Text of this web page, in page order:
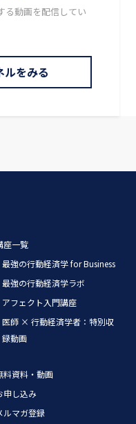
る動画を配信してい
をみる
座一覧
最強の行動経済学 for Business
最強の行動経済学ラボ
アフェクト入門講座
医師 × 行動経済学者：特別収
録動画
料資料・動画
申し込み
ルマガ登録